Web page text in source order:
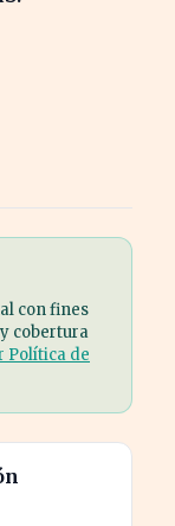
con fines
cobertura
Política de